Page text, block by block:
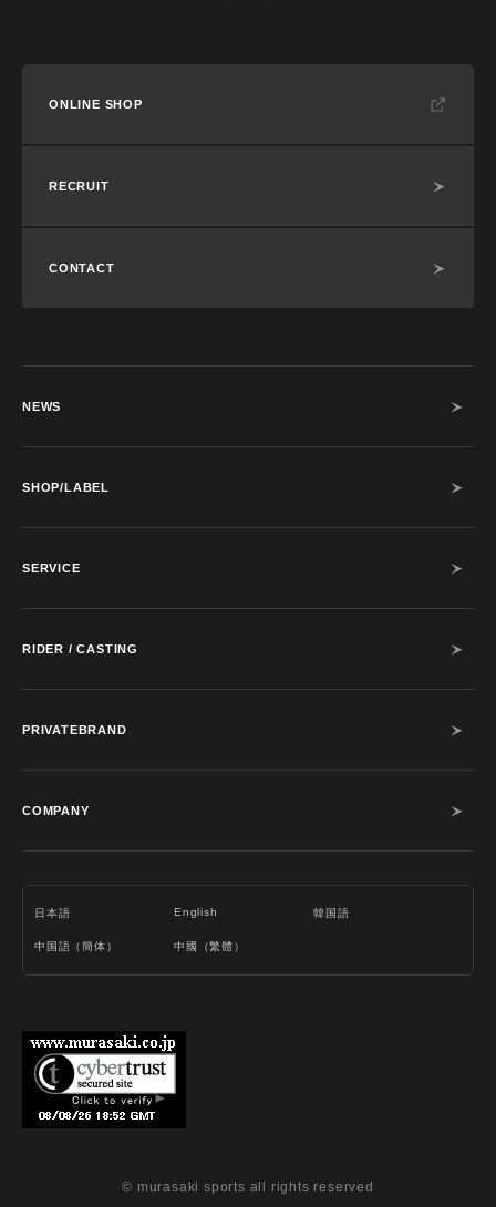
ONLINE SHOP
RECRUIT
CONTACT
NEWS
SHOP/LABEL
SERVICE
RIDER / CASTING
PRIVATEBRAND
COMPANY
日本語 English 韓国語
中国語（簡体） 中國（繁體）
© murasaki sports all rights reserved